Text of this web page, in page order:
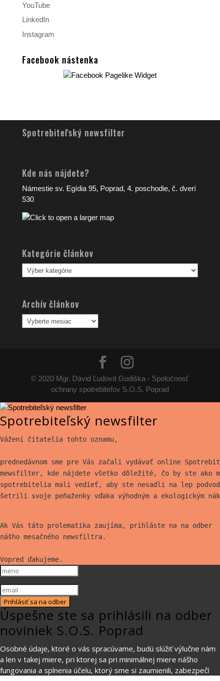
YouTube
LinkedIn
Instagram
Facebook nástenka
Spotrebiteľský newsfilter
Kde nás nájdete?
Námestie sv. Egídia 95, Poprad, 4. poschodie, č. dverí
530
Kategórie článkov
Kategórie
článkov
Archív článkov
Archív
článkov
© 2020 Mgr. Dávid Ľudovít Godiška - Spoločnosť
ochrany spotrebiteľov S.O.S. Poprad
Spotrebiteľský newsfilter
Vážení čitatelia tohto oznamu,
prednedávnom sme pre Vás začali vydávať online
mewsfilter, kde nájdete všetko dôležité, čo by ste ako
spotrebitelia mali vedieť, aby ste nesadli na lep
šetrili svoje peňaženky vďaka výhodným a ekologickým
Ak Vás táto prolematika zaujíma, prihláste na na odber
nášho mesačného newsfiltra.
Vopred ďakujeme.
Prihlásiť sa na odber
Úspešne ste sa prihlásili na odber
noviniek S.O.S. Poprad
Osobné údaje, ktoré o vás spracúvame, budú slúžiť výlučne nám
a len v takej miere, pri ktorej sa pri minimálnej miere nášho
fungovania a splnenia účelu, ktorý sme si zaumienili, zabezpečí